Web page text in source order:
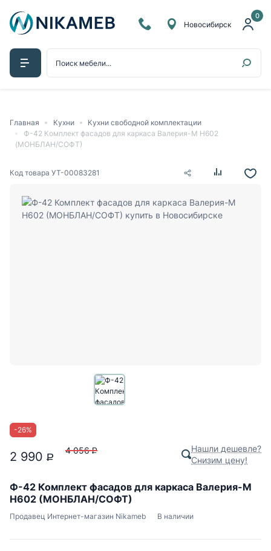
0
Новосибирск
Главная Кухни
Кухни свободной комплектации
Ф-42 Комплект фасадов для каркаса Валерия-М Н602
(МОНБЛАН/СОФТ)
Код товара УТ-00083281
-26%
2 990 P
4 056 P
Нашли дешевле?
Снизим цену!
Ф-42 Комплект фасадов для каркаса Валерия-М
Н602 (МОНБЛАН/СОФТ)
Продавец Интернет-магазин Nikameb В наличии